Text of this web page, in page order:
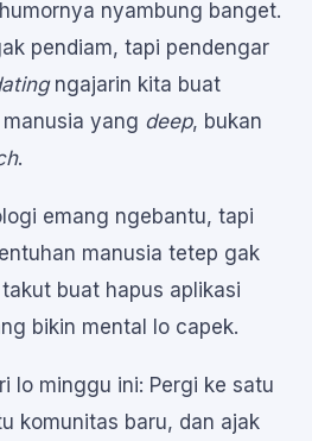
nyambung banget.
pendiam, tapi pendengar
ngajarin kita buat
yang deep, bukan
.
emang ngebantu, tapi
manusia tetep gak
buat hapus aplikasi
bikin mental lo capek.
lo minggu ini: Pergi ke satu
komunitas baru, dan ajak